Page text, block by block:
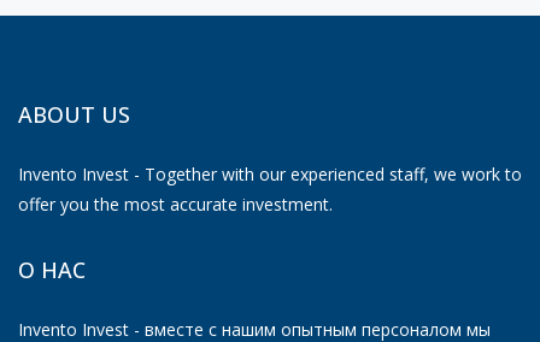
ABOUT US
Invento Invest - Together with our experienced staff, we work to
offer you the most accurate investment.
О НАС
Invento Invest - вместе с нашим опытным персоналом мы